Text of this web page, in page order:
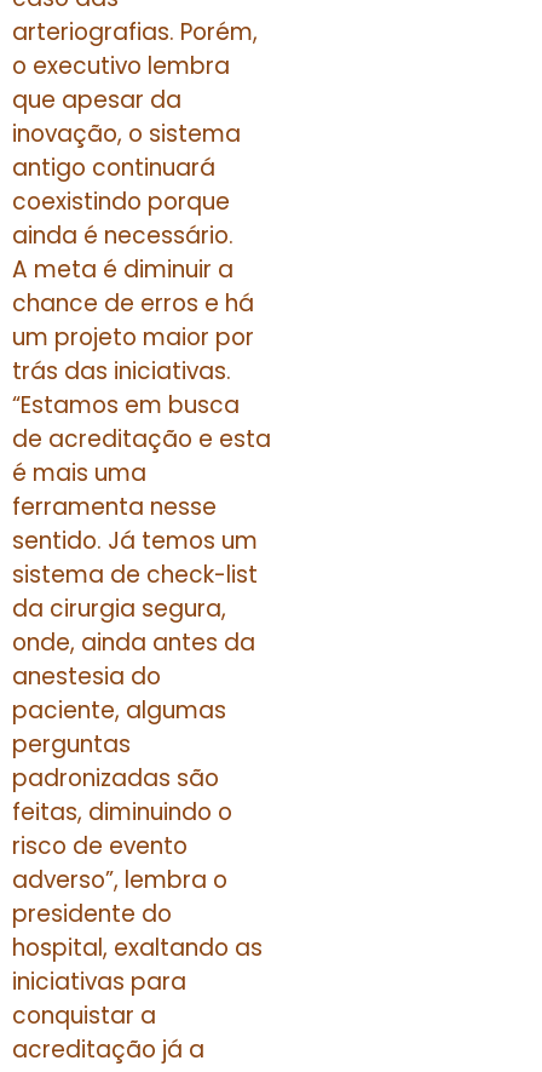
arteriografias. Porém,
o executivo lembra
que apesar da
inovação, o sistema
antigo continuará
coexistindo porque
ainda é necessário.
A meta é diminuir a
chance de erros e há
um projeto maior por
trás das iniciativas.
“Estamos em busca
de acreditação e esta
é mais uma
ferramenta nesse
sentido. Já temos um
sistema de check-list
da cirurgia segura,
onde, ainda antes da
anestesia do
paciente, algumas
perguntas
padronizadas são
feitas, diminuindo o
risco de evento
adverso”, lembra o
presidente do
hospital, exaltando as
iniciativas para
conquistar a
acreditação já a